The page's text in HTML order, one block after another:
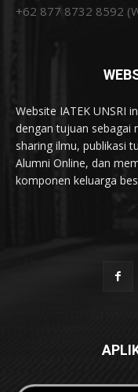
+62 877 8732 8592
Website IATEK UNSRI
dengan tujuan sebagai
sharing ilmu, publikasi
Alumni Online, dan
komponen keluarga